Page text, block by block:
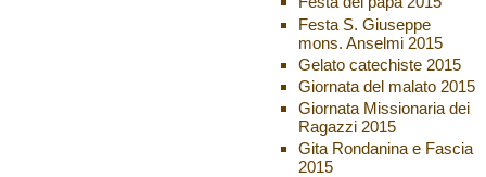
Festa S. Giuseppe
mons. Anselmi 2015
Gelato catechiste 2015
Giornata del malato 2015
Giornata Missionaria dei
Ragazzi 2015
Gita Rondanina e Fascia
2015